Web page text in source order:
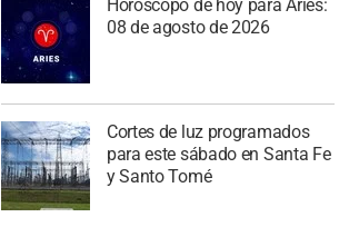
Horóscopo de hoy para Aries:
08 de agosto de 2026
Cortes de luz programados
para este sábado en Santa Fe
y Santo Tomé